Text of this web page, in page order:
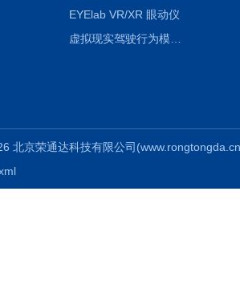
EYElab VR/XR 眼动仪
虚拟现实驾驶行为模拟仓
北京荣通达科技有限公司